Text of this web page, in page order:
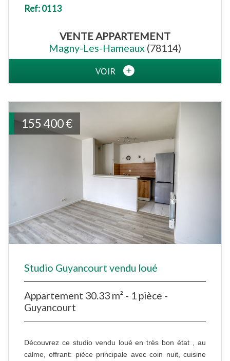
Ref: 0113
VENTEAPPARTEMENT
Magny-Les-Hameaux (78114)
VOIR
155 400€
Studio Guyancourt vendu loué
Appartement 30.33 m² - 1 pièce -
Guyancourt
Découvrez ce studio vendu loué en très bon état , au
calme, offrant: pièce principale avec coin nuit, cuisine